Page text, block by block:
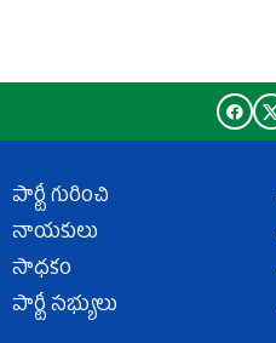
పార్టీ గురించి
నాయకులు
సాధకం
పార్టీ సభ్యులు